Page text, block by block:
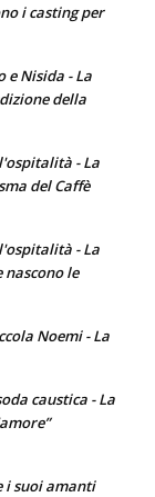
i casting per
e Nisida - La
della
- La
del Caffè
- La
nascono le
Noemi - La
caustica - La
i suoi amanti